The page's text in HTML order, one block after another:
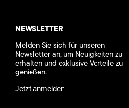
NEWSLETTER
Melden Sie sich für unseren
Newsletter an, um Neuigkeiten zu
erhalten und exklusive Vorteile zu
genießen.
Jetzt anmelden